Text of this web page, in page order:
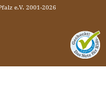
e.V. 2001-2026